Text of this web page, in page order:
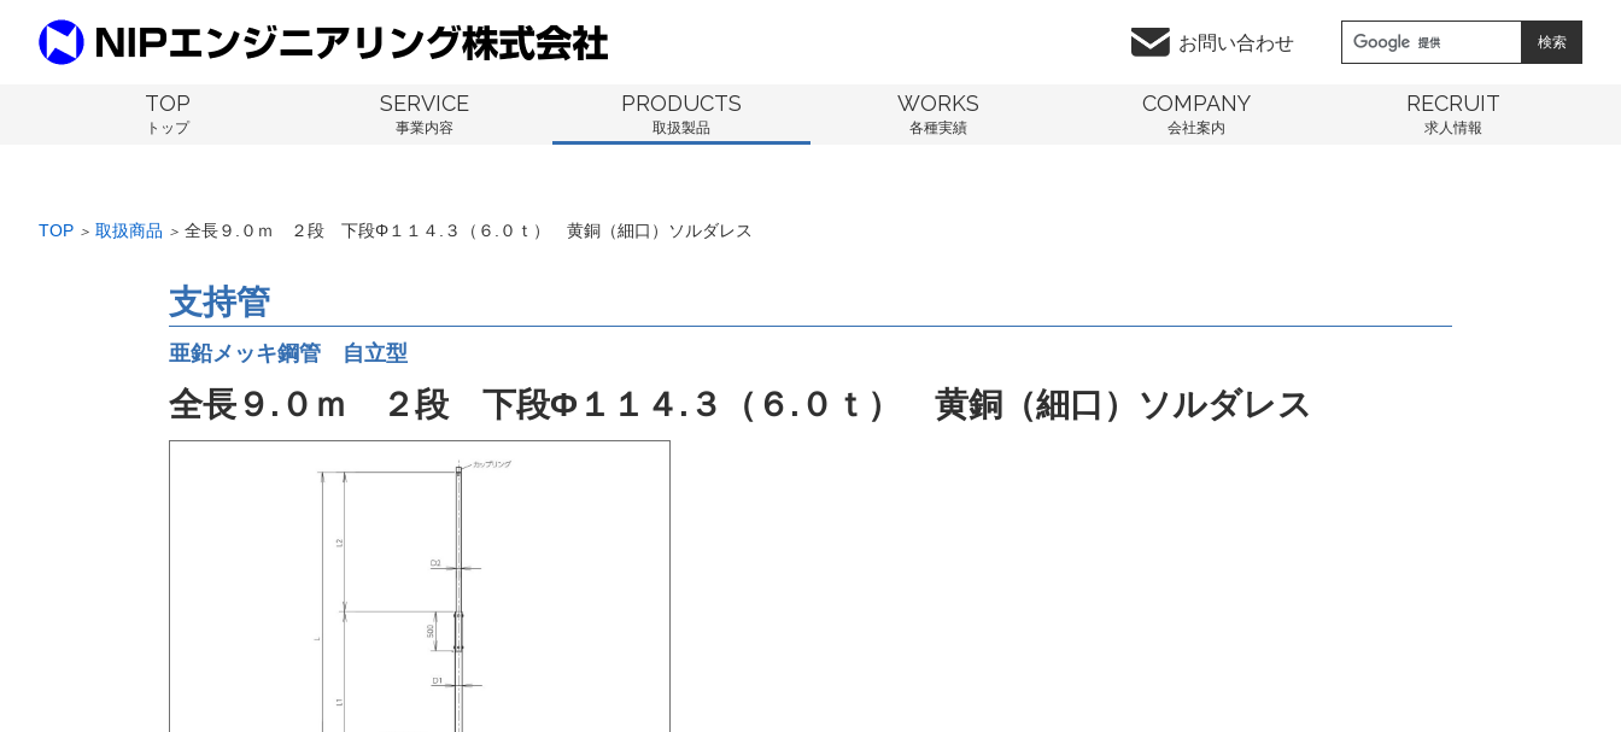
お問い合わせ
TOP
トップ
SERVICE
事業内容
PRODUCTS
取扱製品
WORKS
各種実績
COMPANY
会社案内
RECRUIT
求人情報
TOP ＞ 取扱商品 ＞ 全長９.０ｍ ２段 下段Φ１１４.３（６.０ｔ） 黄銅（細口）ソルダレス
支持管
亜鉛メッキ鋼管 自立型
全長９.０ｍ ２段 下段Φ１１４.３（６.０ｔ） 黄銅（細口）ソルダレス